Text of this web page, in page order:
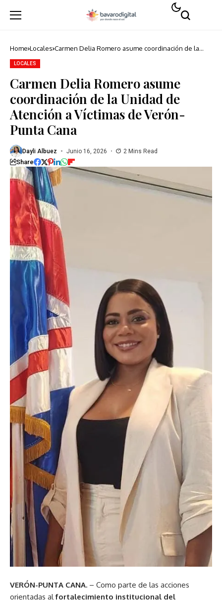
Home Locales Carmen Delia Romero asume coordinación de la
LOCALES
Carmen Delia Romero asume
coordinación de la Unidad de
Atención a Víctimas de Verón-
Punta Cana
Dayli Albuez Junio 16, 2026 2 Mins Read
Share
VERÓN-PUNTA CANA. – Como parte de las acciones
orientadas alfortalecimiento institucional del